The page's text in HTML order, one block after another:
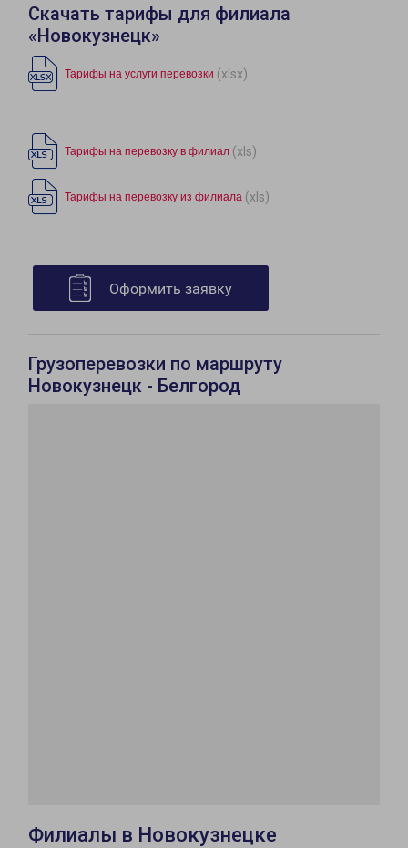
Скачать тарифы для филиала
«Новокузнецк»
Тарифы на услуги перевозки (xlsx)
Тарифы на перевозку в филиал (xls)
Тарифы на перевозку из филиала (xls)
Оформить заявку
Грузоперевозки по маршруту
Новокузнецк - Белгород
Филиалы в Новокузнецке